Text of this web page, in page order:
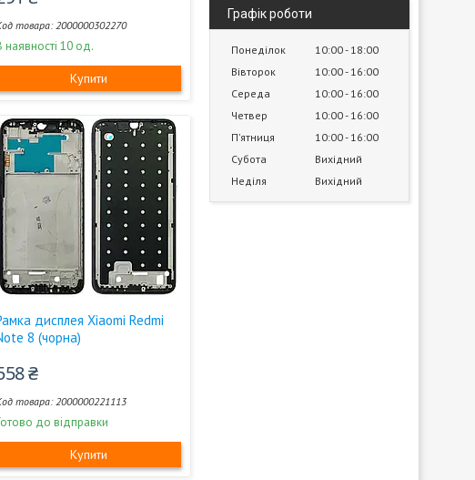
2000000302270
наявності 10 од.
Купити
дисплея Xiaomi Redmi
8 (чорна)
₴
2000000221113
до відправки
Купити
Графік роботи
Понеділок 10:00 18:00
Вівторок
10:00 16:00
Середа
10:00 16:00
Четвер
10:00 16:00
Пʼятниця
10:00 16:00
Субота
Вихідний
Неділя
Вихідний